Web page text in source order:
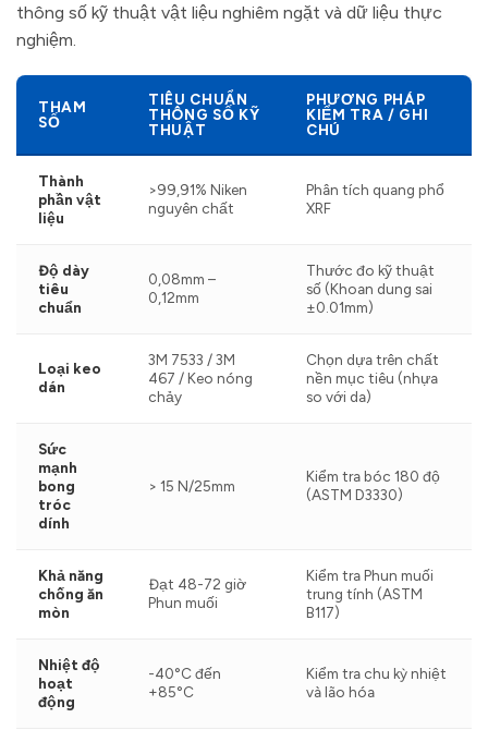
thông số kỹ thuật vật liệu nghiêm ngặt và dữ liệu thực
nghiệm.
THAM
SỐ
TIÊU CHUẨN
THÔNG SỐ KỸ
THUẬT
PHƯƠNG PHÁP
KIỂM TRA / GHI
CHÚ
Thành
phần vật
liệu
>99,91% Niken
nguyên chất
Phân tích quang phổ
XRF
Độ dày
tiêu
chuẩn
0,08mm –
0,12mm
Thước đo kỹ thuật
số (Khoan dung sai
±0.01mm)
Loại keo
dán
3M 7533 / 3M
467 / Keo nóng
chảy
Chọn dựa trên chất
nền mục tiêu (nhựa
so với da)
Sức
mạnh
bong
tróc
dính
> 15 N/25mm
Kiểm tra bóc 180 độ
(ASTM D3330)
Khả năng
chống ăn
mòn
Đạt 48-72 giờ
Phun muối
Kiểm tra Phun muối
trung tính (ASTM
B117)
Nhiệt độ
hoạt
động
-40°C đến
+85°C
Kiểm tra chu kỳ nhiệt
và lão hóa